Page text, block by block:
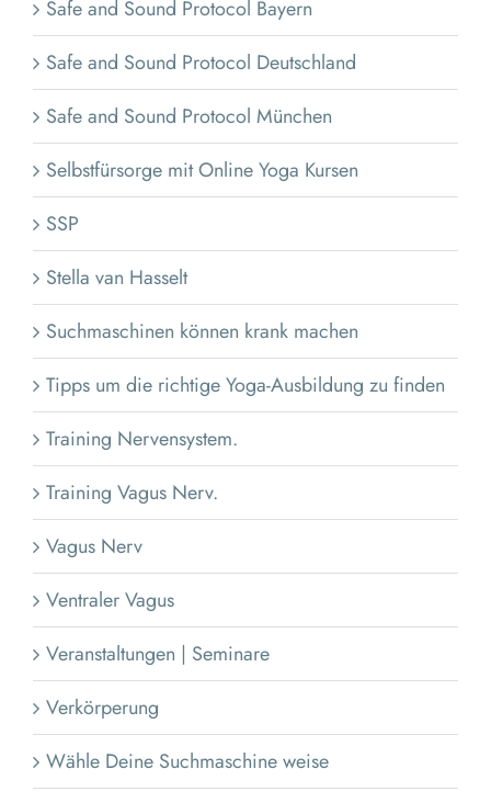
Safe and Sound Protocol Bayern
Safe and Sound Protocol Deutschland
Safe and Sound Protocol München
Selbstfürsorge mit Online Yoga Kursen
SSP
Stella van Hasselt
Suchmaschinen können krank machen
Tipps um die richtige Yoga-Ausbildung zu finden
Training Nervensystem.
Training Vagus Nerv.
Vagus Nerv
Ventraler Vagus
Veranstaltungen | Seminare
Verkörperung
Wähle Deine Suchmaschine weise